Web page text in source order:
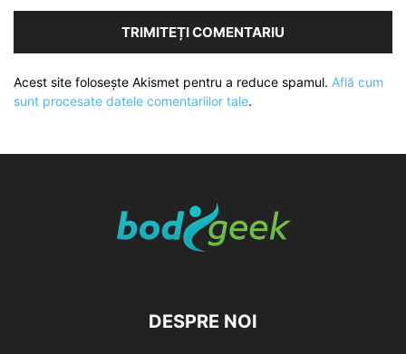
Acest site folosește Akismet pentru a reduce spamul. Află cum
sunt procesate datele comentariilor tale.
DESPRE NOI